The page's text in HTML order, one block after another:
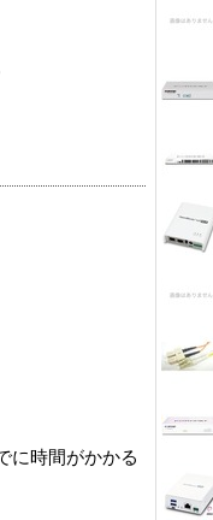
に時間がかかる